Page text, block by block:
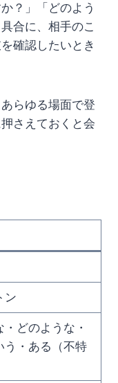
？」「どのよう
合に、相手のこ
確認したいとき
らゆる場面で登
さえておくと会
ン
・どのような・
う・ある（不特